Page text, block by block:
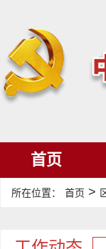
首页
所在位置： 首页 >